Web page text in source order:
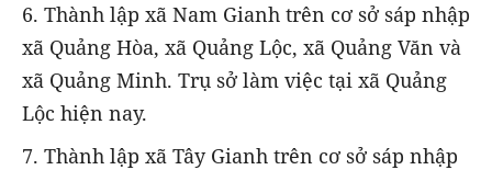
6. Thành lập xã Nam Gianh trên cơ sở sáp nhập
xã Quảng Hòa, xã Quảng Lộc, xã Quảng Văn và
xã Quảng Minh. Trụ sở làm việc tại xã Quảng
Lộc hiện nay.
7. Thành lập xã Tây Gianh trên cơ sở sáp nhập